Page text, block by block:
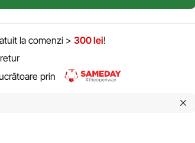
la comenzi > 300 lei!
prin